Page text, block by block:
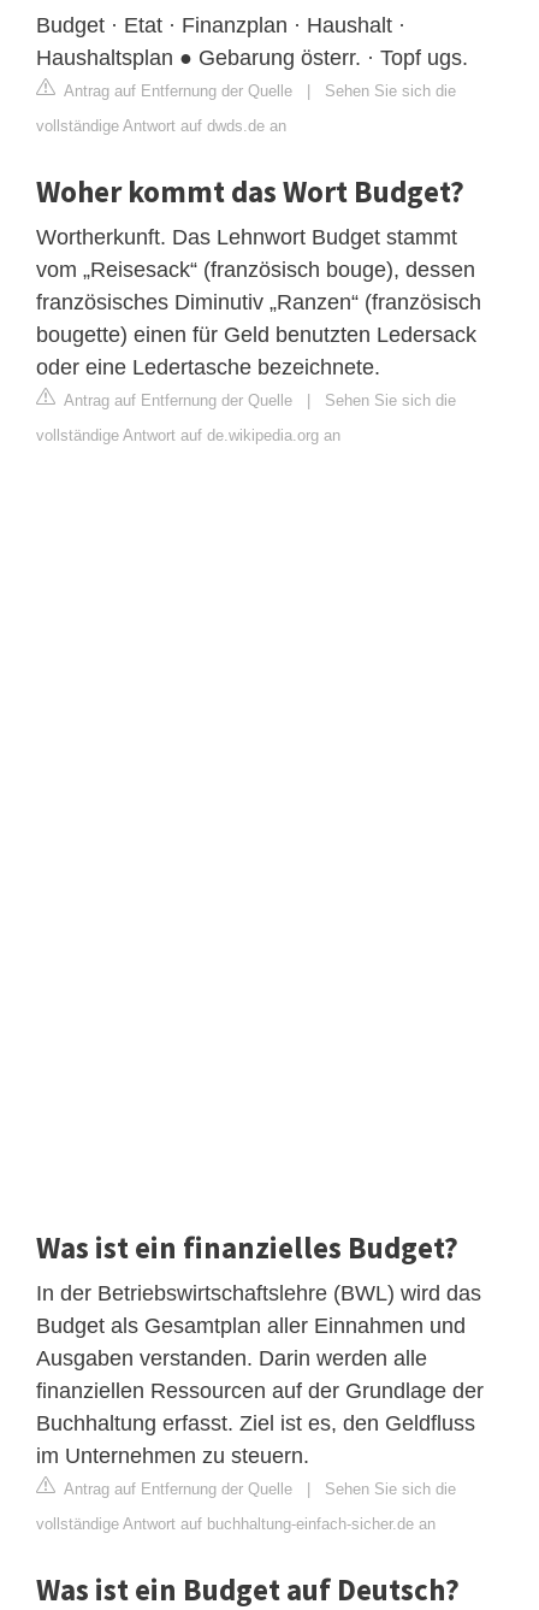
Budget · Etat · Finanzplan · Haushalt ·
Haushaltsplan ● Gebarung österr. · Topf ugs.
Antrag auf Entfernung der Quelle | Sehen Sie sich die
vollständige Antwort auf dwds.de an
Woher kommt das Wort Budget?
Wortherkunft. Das Lehnwort Budget stammt
vom „Reisesack“ (französisch bouge), dessen
französisches Diminutiv „Ranzen“ (französisch
bougette) einen für Geld benutzten Ledersack
oder eine Ledertasche bezeichnete.
Antrag auf Entfernung der Quelle | Sehen Sie sich die
vollständige Antwort auf de.wikipedia.org an
Was ist ein finanzielles Budget?
In der Betriebswirtschaftslehre (BWL) wird das
Budget als Gesamtplan aller Einnahmen und
Ausgaben verstanden. Darin werden alle
finanziellen Ressourcen auf der Grundlage der
Buchhaltung erfasst. Ziel ist es, den Geldfluss
im Unternehmen zu steuern.
Antrag auf Entfernung der Quelle | Sehen Sie sich die
vollständige Antwort auf buchhaltung-einfach-sicher.de an
Was ist ein Budget auf Deutsch?